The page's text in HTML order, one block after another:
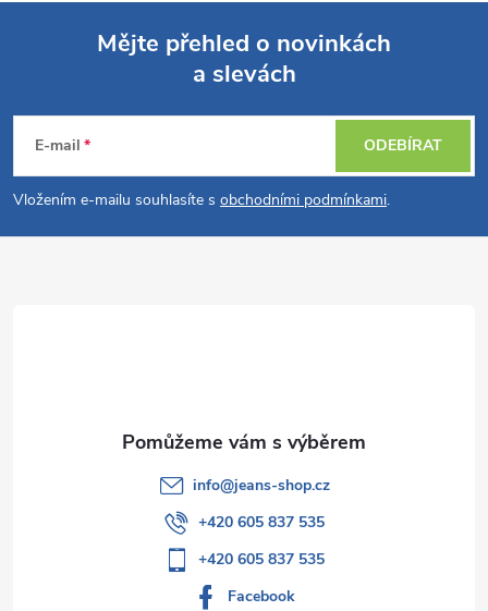
p
a
Mějte přehled o novinkách
a slevách
E-mail
Vložením e-mailu souhlasíte s obchodními podmínkami.
ODEBÍRAT
info@jeans-shop.cz
+420 605 837 535
+420 605 837 535
Facebook